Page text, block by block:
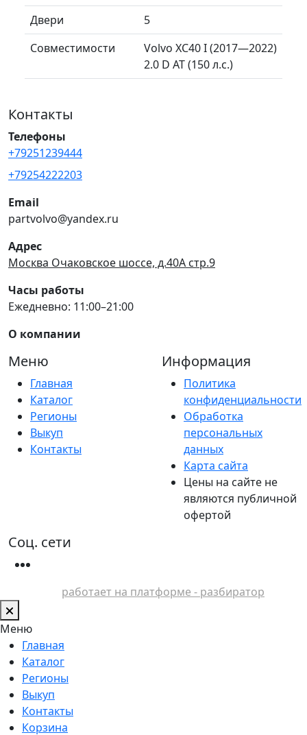
Двери
5
Совместимости
Volvo XC40 I (2017—2022)
2.0 D AT (150 л.с.)
Контакты
Телефоны
+79251239444
+79254222203
Email
partvolvo@yandex.ru
Адрес
Москва Очаковское шоссе, д.40А стр.9
Часы работы
Ежедневно: 11:00–21:00
О компании
Меню
Главная
Каталог
Регионы
Выкуп
Контакты
Информация
Политика
конфиденциальности
Обработка
персональных
данных
Карта сайта
Цены на сайте не
являются публичной
офертой
Соц. сети
работает на платформе - разбиратор
Меню
Главная
Каталог
Регионы
Выкуп
Контакты
Корзина